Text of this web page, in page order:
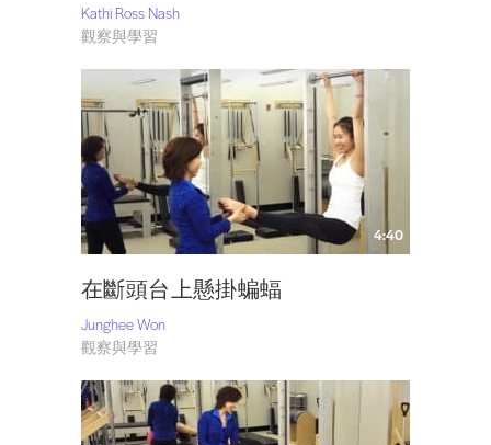
Kathi Ross Nash
觀察與學習
4:40
在斷頭台上懸掛蝙蝠
Junghee Won
觀察與學習